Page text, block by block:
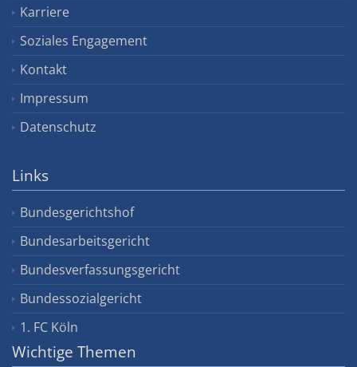
Karriere
Soziales Engagement
Kontakt
Impressum
Datenschutz
Links
Bundesgerichtshof
Bundesarbeitsgericht
Bundesverfassungsgericht
Bundessozialgericht
1. FC Köln
Wichtige Themen